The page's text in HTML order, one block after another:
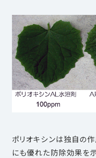
ポリオキシンは独自の
にも優れた防除効果を示